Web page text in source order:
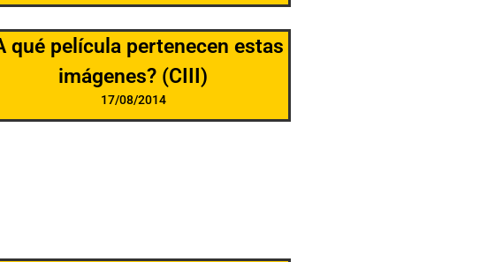
qué película pertenecen estas
imágenes? (CIII)
17/08/2014